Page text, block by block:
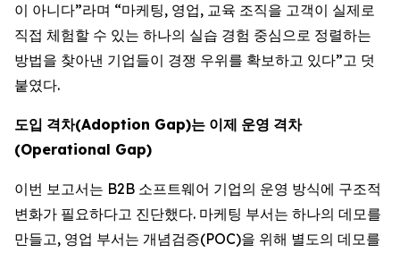
이 아니다”라며 “마케팅, 영업, 교육 조직을 고객이 실제로
직접 체험할 수 있는 하나의 실습 경험 중심으로 정렬하는
방법을 찾아낸 기업들이 경쟁 우위를 확보하고 있다”고 덧
붙였다.
도입 격차(Adoption Gap)는 이제 운영 격차
(Operational Gap)
이번 보고서는 B2B 소프트웨어 기업의 운영 방식에 구조적
변화가 필요하다고 진단했다. 마케팅 부서는 하나의 데모를
만들고, 영업 부서는 개념검증(POC)을 위해 별도의 데모를